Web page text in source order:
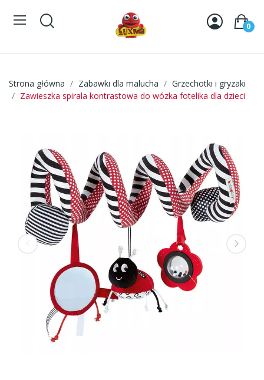
0
Strona główna Zabawki dla malucha
Grzechotki i gryzaki
Zawieszka spirala kontrastowa do wózka fotelika dla dzieci